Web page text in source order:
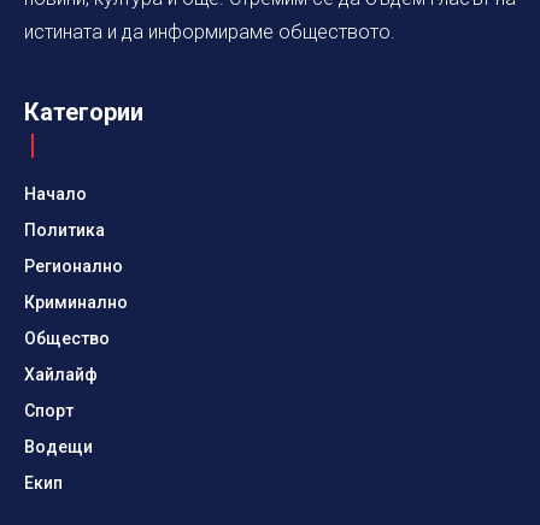
истината и да информираме обществото.
Категории
Начало
Политика
Регионално
Криминално
Общество
Хайлайф
Спорт
Водещи
Екип